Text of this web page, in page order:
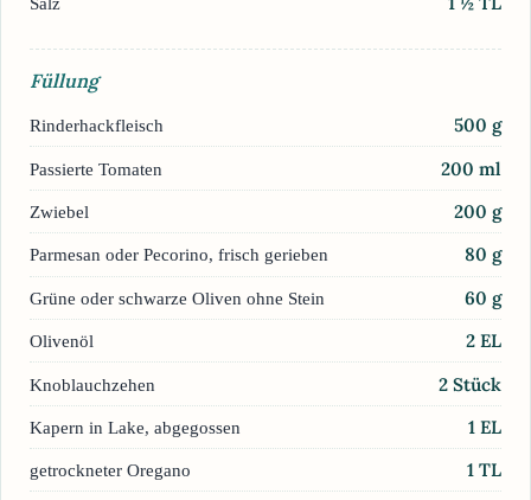
Füllung
Rinderhackfleisch 500 g
Passierte Tomaten 200 ml
Zwiebel 200 g
Parmesan oder Pecorino, frisch gerieben 80 g
Grüne oder schwarze Oliven ohne Stein 60 g
Olivenöl 2 EL
Knoblauchzehen 2 Stück
Kapern in Lake, abgegossen 1 EL
getrockneter Oregano 1 TL